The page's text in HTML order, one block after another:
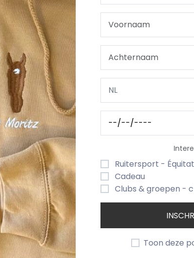
/ 15% viscose)
Conditions, Oeko-Tex 100, Organic katoen
borduring is een prachtig en duurzaam
afwerking blijft het rompertje mooi, zelfs
Ruitersport -
Cadeau
Clubs & groepen -
Toon deze